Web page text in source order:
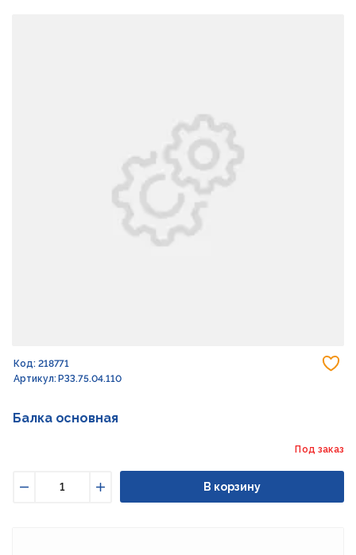
Код: 218771
Артикул: РЗЗ.75.04.110
Балка основная
Под заказ
Увеличить
В корзину